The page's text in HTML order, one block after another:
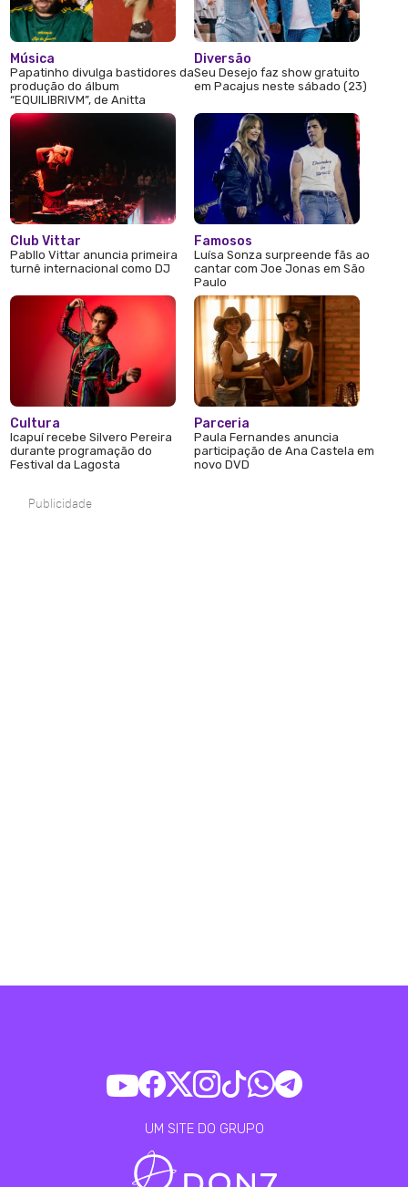
Música
Papatinho divulga bastidores da
produção do álbum
“EQUILIBRIVM”, de Anitta
Club Vittar
Pabllo Vittar anuncia primeira
turnê internacional como DJ
Cultura
Icapuí recebe Silvero Pereira
durante programação do
Festival da Lagosta
Diversão
Seu Desejo faz show gratuito
em Pacajus neste sábado (23)
Famosos
Luísa Sonza surpreende fãs ao
cantar com Joe Jonas em São
Paulo
Parceria
Paula Fernandes anuncia
participação de Ana Castela em
novo DVD
Publicidade
UM SITE DO GRUPO